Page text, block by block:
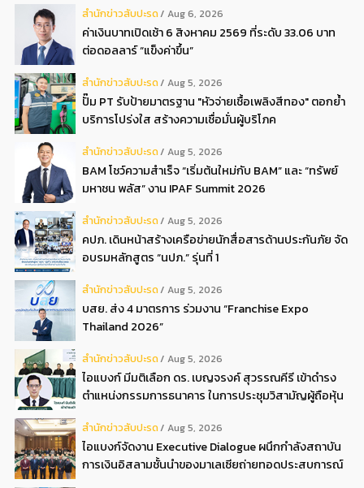
สํานักข่าวสับปะรด Aug 6, 2026
ค่าเงินบาทเปิดเช้า 6 สิงหาคม 2569 ที่ระดับ 33.06 บาท
ต่อดอลลาร์ “แข็งค่าขึ้น”
สํานักข่าวสับปะรด Aug 5, 2026
ปั๊ม PT รับป้ายมาตรฐาน "หัวจ่ายเชื้อเพลิงสีทอง" ตอกย้ำ
บริการโปร่งใส สร้างความเชื่อมั่นผู้บริโภค
สํานักข่าวสับปะรด Aug 5, 2026
BAM โชว์ความสำเร็จ “เริ่มต้นใหม่กับ BAM” และ “ทรัพย์
มหาชน พลัส” งาน IPAF Summit 2026
สํานักข่าวสับปะรด Aug 5, 2026
คปภ. เดินหน้าสร้างเครือข่ายนักสื่อสารด้านประกันภัย จัด
อบรมหลักสูตร “นปภ.” รุ่นที่ 1
สํานักข่าวสับปะรด Aug 5, 2026
บสย. ส่ง 4 มาตรการ ร่วมงาน “Franchise Expo
Thailand 2026”
สํานักข่าวสับปะรด Aug 5, 2026
ไอแบงก์ มีมติเลือก ดร. เบญจรงค์ สุวรรณคีรี เข้าดำรง
ตำแหน่งกรรมการธนาคาร ในการประชุมวิสามัญผู้ถือหุ้น
สํานักข่าวสับปะรด Aug 5, 2026
ไอแบงก์จัดงาน Executive Dialogue ผนึกกำลังสถาบัน
การเงินอิสลามชั้นนำของมาเลเซียถ่ายทอดประสบการณ์